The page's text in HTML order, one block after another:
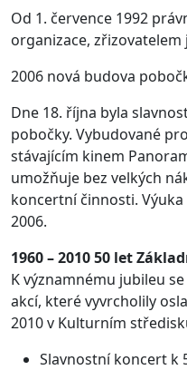
Od 1. července 1992
organizace,
2006 nová budova
Dne 18. října byla
pobočky. Vybudované
stávajícím kinem
umožňuje bez velkých
koncertní činnosti.
2006.
1960 – 2010 50 let
K významnému jubileu
akcí, které vyvrcholily
2010 v Kulturním
Slavnostní koncert k